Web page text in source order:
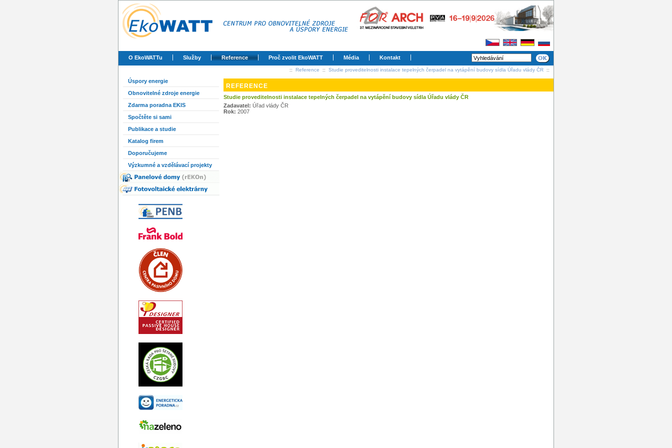
O EkoWATTu Služby Reference Proč zvolit EkoWATT Média Kontakt
:: Reference :: Studie proveditelnosti instalace tepelných čerpadel na vytápění budovy sídla Úřadu vlády ČR ::
Úspory energie
Obnovitelné zdroje energie
Zdarma poradna EKIS
Spočtěte si sami
Publikace a studie
Katalog firem
Doporučujeme
Výzkumné a vzdělávací projekty
REFERENCE
Studie proveditelnosti instalace tepelných čerpadel na vytápění budovy sídla Úřadu vlády ČR
Zadavatel: Úřad vlády ČR
Rok: 2007